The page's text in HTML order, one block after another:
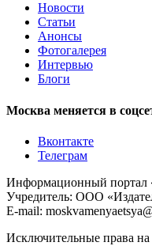
Новости
Статьи
Анонсы
Фотогалерея
Интервью
Блоги
Москва меняется в
Вконтакте
Телеграм
Информационный портал
Учредитель: ООО
E-mail:
Исключительные права на